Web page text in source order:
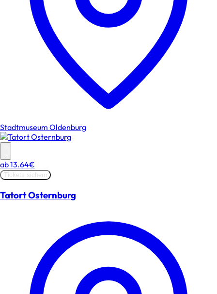
Stadtmuseum Oldenburg
–
ab13.64€
Tickets sichern
Tatort Osternburg